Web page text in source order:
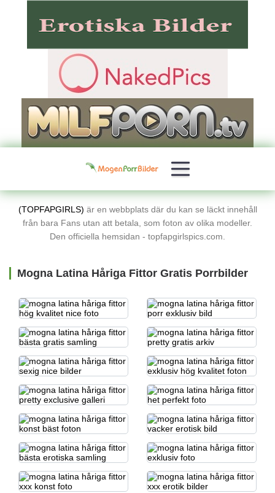
(TOPFAPGIRLS) är en webbplats där du kan se läckt innehåll
från bara Fans utan att betala, som foton av olika modeller.
Den officiella hemsidan - topfapgirlspics.com.
Mogna Latina Håriga Fittor Gratis Porrbilder